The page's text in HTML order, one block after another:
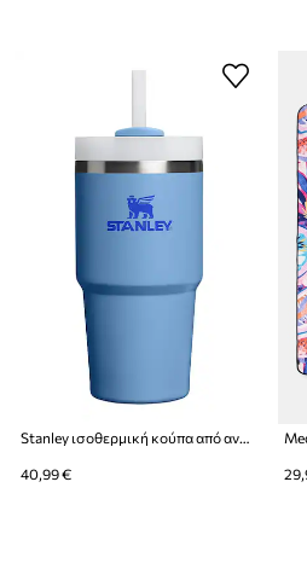
Stanley ισοθερμική κούπα από ανοξείδωτο χάλυβα Quencher® H2,O FlowState™ 0,59l
40,99 €